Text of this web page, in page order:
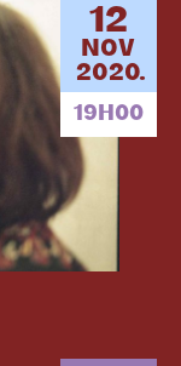
12
NOV
2020.
19H00